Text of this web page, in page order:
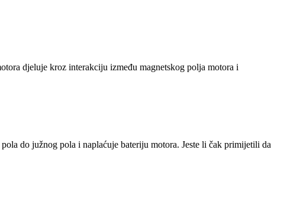
djeluje kroz interakciju između magnetskog polja motora i
do južnog pola i naplaćuje bateriju motora. Jeste li čak primijetili da